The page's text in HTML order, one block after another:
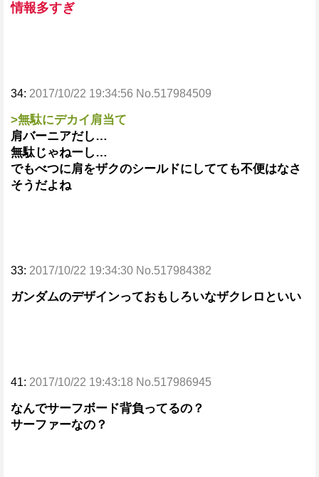
情報多すぎ
34: 2017/10/22 19:34:56 No.517984509
>無駄にデカイ肩当て
肩バーニアだし…
無駄じゃねーし…
でもべつに肩をザクのシールドにしてても不便はなさ
そうだよね
33: 2017/10/22 19:34:30 No.517984382
ガンダムのデザインっておもしろいなザクレロといい
41: 2017/10/22 19:43:18 No.517986945
なんでサーフボード背負ってるの？
サーファーなの？